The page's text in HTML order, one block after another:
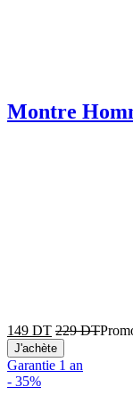
Montre
149 DT 229DT
J'achète
Garantie 1 an
- 35%